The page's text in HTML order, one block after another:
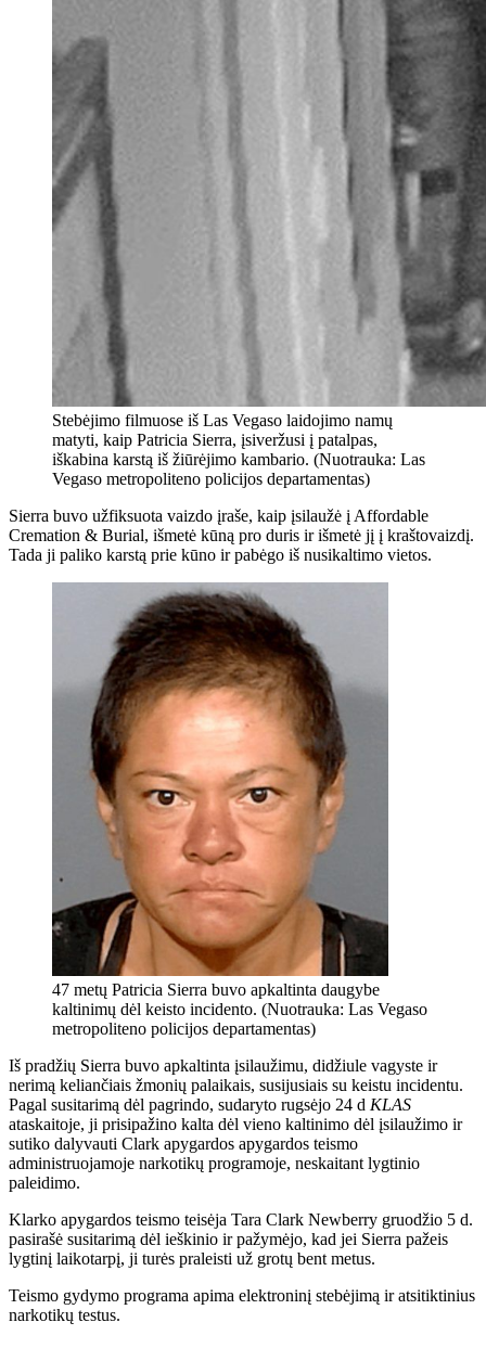
Stebėjimo filmuose iš Las Vegaso laidojimo namų
matyti, kaip Patricia Sierra, įsiveržusi į patalpas,
iškabina karstą iš žiūrėjimo kambario. (Nuotrauka: Las
Vegaso metropoliteno policijos departamentas)
Sierra buvo užfiksuota vaizdo įraše, kaip įsilaužė į Affordable
Cremation & Burial, išmetė kūną pro duris ir išmetė jį į kraštovaizdį.
Tada ji paliko karstą prie kūno ir pabėgo iš nusikaltimo vietos.
47 metų Patricia Sierra buvo apkaltinta daugybe
kaltinimų dėl keisto incidento. (Nuotrauka: Las Vegaso
metropoliteno policijos departamentas)
Iš pradžių Sierra buvo apkaltinta įsilaužimu, didžiule vagyste ir
nerimą keliančiais žmonių palaikais, susijusiais su keistu incidentu.
Pagal susitarimą dėl pagrindo, sudaryto rugsėjo 24 d KLAS
ataskaitoje, ji prisipažino kalta dėl vieno kaltinimo dėl įsilaužimo ir
sutiko dalyvauti Clark apygardos apygardos teismo
administruojamoje narkotikų programoje, neskaitant lygtinio
paleidimo.
Klarko apygardos teismo teisėja Tara Clark Newberry gruodžio 5 d.
pasirašė susitarimą dėl ieškinio ir pažymėjo, kad jei Sierra pažeis
lygtinį laikotarpį, ji turės praleisti už grotų bent metus.
Teismo gydymo programa apima elektroninį stebėjimą ir atsitiktinius
narkotikų testus.